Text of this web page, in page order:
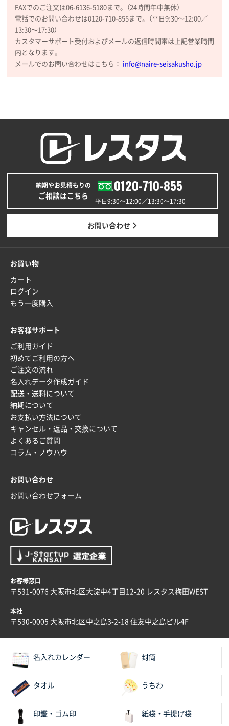
ロゴが入れられること
大阪府E社様
ECOワンポイントポリ袋 A4サイズ（白）
2025年11月28日 15:13
以前発注しているので、データが残っている点が良か
ったので
ビオトープデスクメモ100P 100枚
2025年11月25日 16:41
前回同様、安心できるから
茨城県G社様
2025年11月21日 16:39
神奈川県のお客様
千葉県M社様
ワンポイント箔押し紙袋 Sサイズ(A5対応)
2025年11月06日 14:57
大阪府V社様
昨年利用した時に、納期と金額面でかなり業者さんを
比較して決めさせていただきました。 昨年注文分も、
頂きました。 今回も無理を言っておりますが、丁寧な
対応を頂いており助かっております。
和歌山県S社様
2025年11月05日 11:13
紹介されたから
大分県Y社様
バリエーション
岡山県K社様
ワンポイントポリ袋 A4サイズ
サイトが見やすい
FAXでのご注文は06-6136-5180まで。（24時間年中無休）
電話でのお問い合わせは0120-710-855まで。（平日9:30〜12:00／
13:30〜17:30）
カスタマーサポート受付およびメールの返信時間帯は上記営業時間
内となります。
メールでのお問い合わせはこちら： info@naire-seisakusho.jp
納期やお見積もりの
ご相談はこちら
0120-710-855
平日9:30〜12:00／13:30〜17:30
お問い合わせ
お買い物
カート
ログイン
もう一度購入
お客様サポート
ご利用ガイド
初めてご利用の方へ
ご注文の流れ
名入れデータ作成ガイド
配送・送料について
納期について
お支払い方法について
キャンセル・返品・交換について
よくあるご質問
コラム・ノウハウ
お問い合わせ
お問い合わせフォーム
お客様窓口
〒531-0076 大阪市北区大淀中4丁目12-20 レスタス梅田WEST
本社
〒530-0005 大阪市北区中之島3-2-18 住友中之島ビル4F
名入れカレンダー 封筒
タオル うちわ
印鑑・ゴム印 紙袋・手提げ袋